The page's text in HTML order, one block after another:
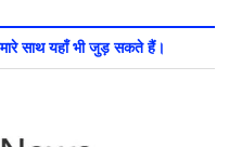
साथ यहाँ भी जुड़ सकते हैं।